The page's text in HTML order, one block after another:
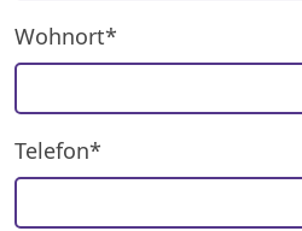
Wohnort*
Telefon*